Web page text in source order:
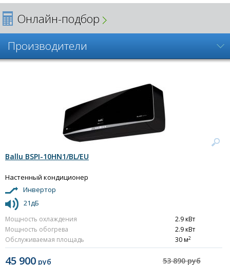
Онлайн-подбор
Производители
Ballu BSPI-10HN1/BL/EU
Настенный кондиционер
Инвертор
21дБ
Мощность охлаждения
2.9 кВт
Мощность обогрева
2.9 кВт
Обслуживаемая площадь
30 м2
45 900 руб 53 890 руб